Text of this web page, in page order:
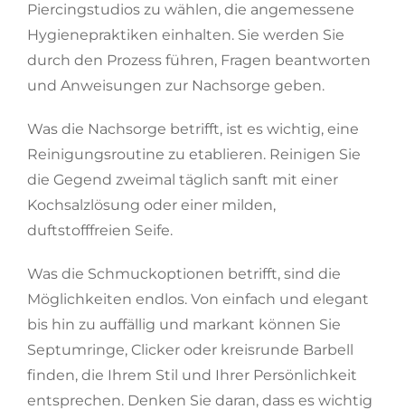
Piercingstudios zu wählen, die angemessene
Hygienepraktiken einhalten. Sie werden Sie
durch den Prozess führen, Fragen beantworten
und Anweisungen zur Nachsorge geben.
Was die Nachsorge betrifft, ist es wichtig, eine
Reinigungsroutine zu etablieren. Reinigen Sie
die Gegend zweimal täglich sanft mit einer
Kochsalzlösung oder einer milden,
duftstofffreien Seife.
Was die Schmuckoptionen betrifft, sind die
Möglichkeiten endlos. Von einfach und elegant
bis hin zu auffällig und markant können Sie
Septumringe, Clicker oder kreisrunde Barbell
finden, die Ihrem Stil und Ihrer Persönlichkeit
entsprechen. Denken Sie daran, dass es wichtig